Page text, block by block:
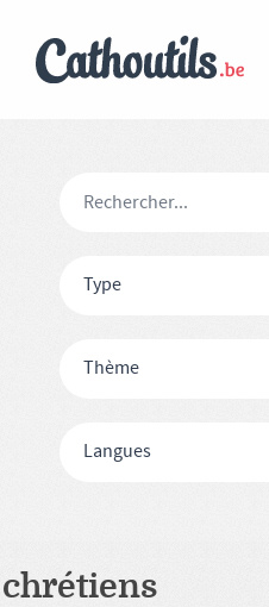
Type
Thème
Langues
chrétiens